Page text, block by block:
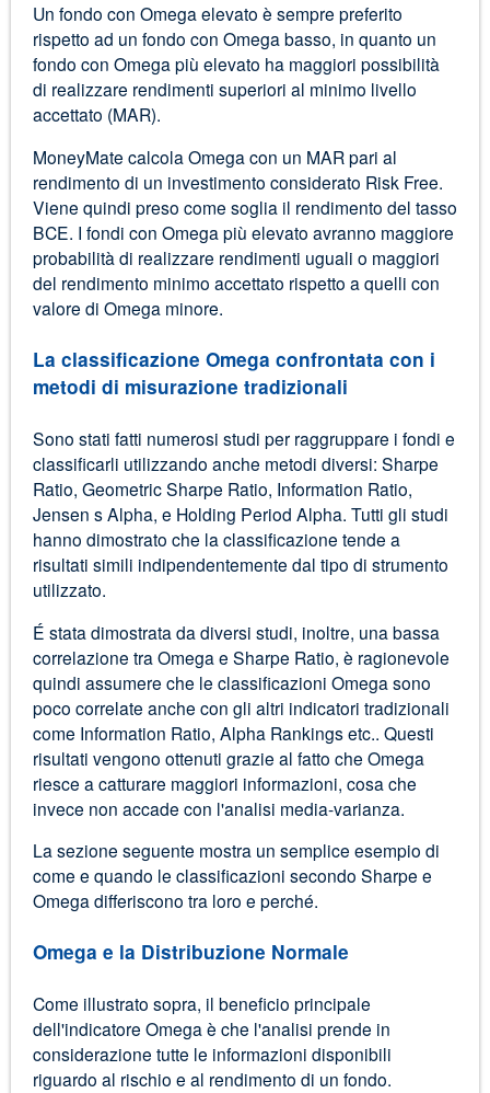
Un fondo con Omega elevato è sempre preferito
rispetto ad un fondo con Omega basso, in quanto un
fondo con Omega più elevato ha maggiori possibilità
di realizzare rendimenti superiori al minimo livello
accettato (MAR).
MoneyMate calcola Omega con un MAR pari al
rendimento di un investimento considerato Risk Free.
Viene quindi preso come soglia il rendimento del tasso
BCE. I fondi con Omega più elevato avranno maggiore
probabilità di realizzare rendimenti uguali o maggiori
del rendimento minimo accettato rispetto a quelli con
valore di Omega minore.
La classificazione Omega confrontata con i
metodi di misurazione tradizionali
Sono stati fatti numerosi studi per raggruppare i fondi e
classificarli utilizzando anche metodi diversi: Sharpe
Ratio, Geometric Sharpe Ratio, Information Ratio,
Jensen s Alpha, e Holding Period Alpha. Tutti gli studi
hanno dimostrato che la classificazione tende a
risultati simili indipendentemente dal tipo di strumento
utilizzato.
É stata dimostrata da diversi studi, inoltre, una bassa
correlazione tra Omega e Sharpe Ratio, è ragionevole
quindi assumere che le classificazioni Omega sono
poco correlate anche con gli altri indicatori tradizionali
come Information Ratio, Alpha Rankings etc.. Questi
risultati vengono ottenuti grazie al fatto che Omega
riesce a catturare maggiori informazioni, cosa che
invece non accade con l'analisi media-varianza.
La sezione seguente mostra un semplice esempio di
come e quando le classificazioni secondo Sharpe e
Omega differiscono tra loro e perché.
Omega e la Distribuzione Normale
Come illustrato sopra, il beneficio principale
dell'indicatore Omega è che l'analisi prende in
considerazione tutte le informazioni disponibili
riguardo al rischio e al rendimento di un fondo.